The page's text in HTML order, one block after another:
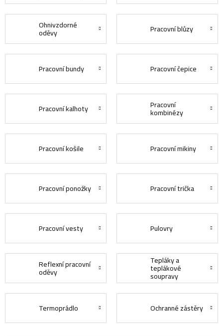
Ohnivzdorné
oděvy Pracovní blůzy
Pracovní bundy Pracovní čepice
Pracovní kalhoty Pracovní
kombinézy
Pracovní košile Pracovní mikiny
Pracovní ponožky Pracovní trička
Pracovní vesty Pulovry
Reflexní pracovní
oděvy
Tepláky a
teplákové
soupravy
Termoprádlo Ochranné zástěry